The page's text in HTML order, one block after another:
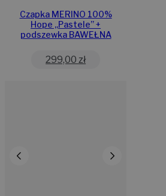
Czapka MERINO 100%
Hope „Pastele” +
podszewka BAWEŁNA
299,00 zł